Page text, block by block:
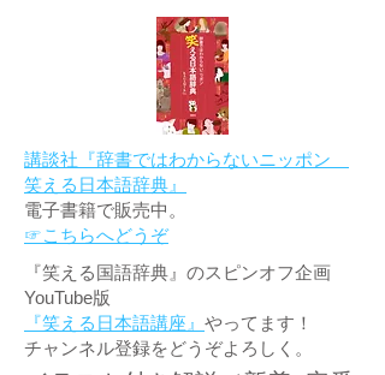
講談社『辞書ではわからないニッポン
笑える日本語辞典』
電子書籍で販売中。
☞こちらへどうぞ
『笑える国語辞典』のスピンオフ企画
YouTube版
『笑える日本語講座』 やってます！
チャンネル登録をどうぞよろしく。